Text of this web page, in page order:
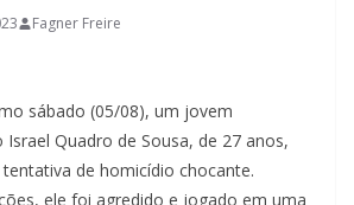
Fagner Freire
sábado (05/08), um jovem
Quadro de Sousa, de 27 anos,
de homicídio chocante.
ele foi agredido e jogado em uma